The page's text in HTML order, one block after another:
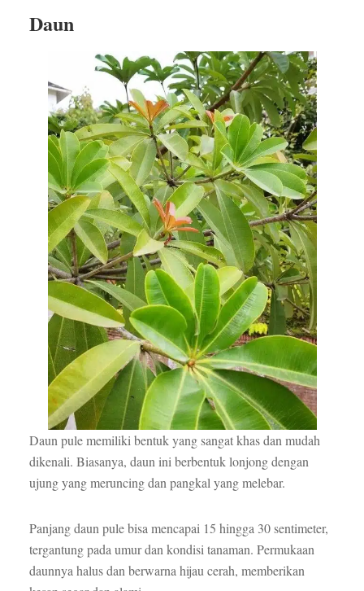
Daun
Daun pule memiliki bentuk yang sangat khas dan mudah
dikenali. Biasanya, daun ini berbentuk lonjong dengan
ujung yang meruncing dan pangkal yang melebar.
Panjang daun pule bisa mencapai 15 hingga 30 sentimeter,
tergantung pada umur dan kondisi tanaman. Permukaan
daunnya halus dan berwarna hijau cerah, memberikan